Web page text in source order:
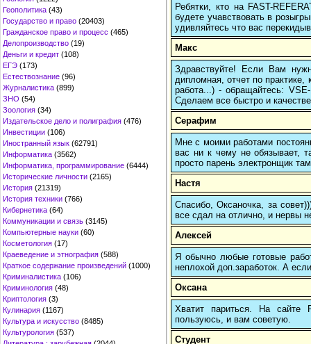
Геополитика (43)
Государство и право (20403)
Гражданское право и процесс (465)
Делопроизводство (19)
Деньги и кредит (108)
ЕГЭ (173)
Естествознание (96)
Журналистика (899)
ЗНО (54)
Зоология (34)
Издательское дело и полиграфия (476)
Инвестиции (106)
Иностранный язык (62791)
Информатика (3562)
Информатика, программирование (6444)
Исторические личности (2165)
История (21319)
История техники (766)
Кибернетика (64)
Коммуникации и связь (3145)
Компьютерные науки (60)
Косметология (17)
Краеведение и этнография (588)
Краткое содержание произведений (1000)
Криминалистика (106)
Криминология (48)
Криптология (3)
Кулинария (1167)
Культура и искусство (8485)
Культурология (537)
Ребятки, кто на FAST-
будете учавствовать в
удивляйтесь что вас
Макс
Здравствуйте! Если Вам
дипломная, отчет по
работа...) - обращайтесь:
Сделаем все быстро и
Серафим
Мне с моими работами
вас ни к чему не обязывает,
просто парень электронщик
Настя
Спасибо, Оксаночка, за
все сдал на отлично, и нервы
Алексей
Я обычно любые готовые
неплохой доп.заработок. А
Оксана
Хватит париться. На
пользуюсь, и вам советую.
Студент